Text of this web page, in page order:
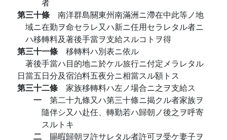
第三十條 南洋群島關東州南滿洲ニ滯在中此等ノ地
域ニ在勤ヲ命セラレ又ハ新ニ任用セラレタル者ニ
ハ移轉料及著後手當ヲ支給スルコトヲ得
第三十一條 移轉料ハ別表ニ依ル
著後手當ハ目的地ニ於ケル旅行ニ付定メラレタル
日當五日分及宿泊料五夜分ニ相當スル額トス
第三十二條 家族移轉料ハ左ノ場合ニ之ヲ支給ス
一 第二十九條又ハ第三十條ニ揭クル者家族ヲ
隨伴シ又ハ赴任、轉勤若ハ歸朝ノ後之ヲ呼寄
スルトキ
二 賜暇歸朝ヲ許サレタル者許可ヲ受ケ妻子ヲ